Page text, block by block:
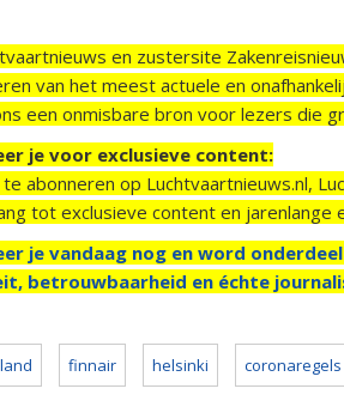
en zustersite
van het meest actuele en
een onmisbare bron voor lezers die
je voor exclusieve content:
abonneren op Luchtvaartnieuws.nl,
tot exclusieve content en
je vandaag nog en word
betrouwbaarheid en échte
finnair helsinki coronaregels